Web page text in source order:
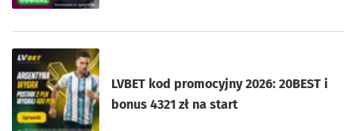
LVBET kod promocyjny 2026: 20BEST i
bonus 4321 zł na start